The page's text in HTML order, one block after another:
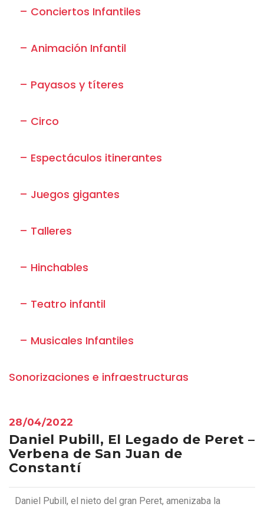
28/04/2022
Daniel Pubill, El Legado de Peret –
Verbena de San Juan de
Constantí
Daniel Pubill, el nieto del gran Peret, amenizaba la
– Conciertos Infantiles
– Animación Infantil
– Payasos y títeres
– Circo
– Espectáculos itinerantes
– Juegos gigantes
– Talleres
– Hinchables
– Teatro infantil
– Musicales Infantiles
Sonorizaciones e infraestructuras